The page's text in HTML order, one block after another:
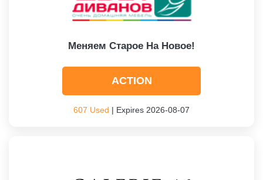
Меняем Старое На Новое!
ACTION
607 Used | Expires 2026-08-07